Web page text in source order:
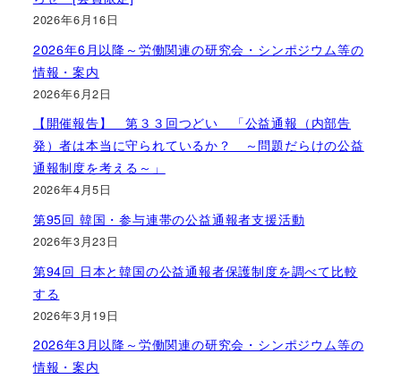
2026年6月16日
2026年6月以降～労働関連の研究会・シンポジウム等の
情報・案内
2026年6月2日
【開催報告】 第３３回つどい 「公益通報（内部告
発）者は本当に守られているか？ ～問題だらけの公益
通報制度を考える～」
2026年4月5日
第95回 韓国・参与連帯の公益通報者支援活動
2026年3月23日
第94回 日本と韓国の公益通報者保護制度を調べて比較
する
2026年3月19日
2026年3月以降～労働関連の研究会・シンポジウム等の
情報・案内